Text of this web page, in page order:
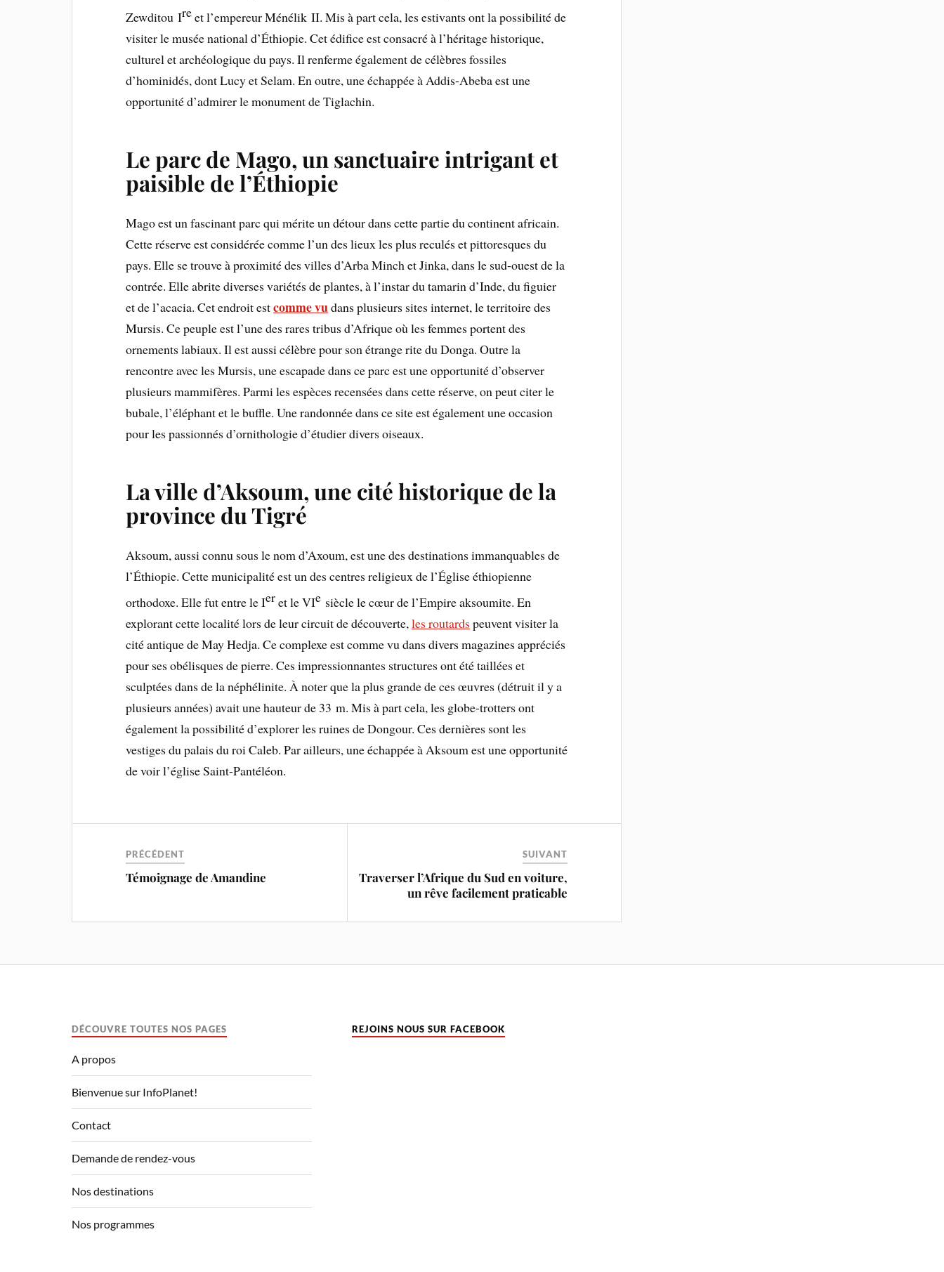
Zewditou Ireet l’empereur Ménélik II. Mis à part cela, les estivants ont la possibilité de
visiter le musée national d’Éthiopie. Cet édifice est consacré à l’héritage historique,
culturel et archéologique du pays. Il renferme également de célèbres fossiles
d’hominidés, dont Lucy et Selam. En outre, une échappée à Addis-Abeba est une
opportunité d’admirer le monument de Tiglachin.
Le parc de Mago, un sanctuaire intrigant et
paisible de l’Éthiopie
Mago est un fascinant parc qui mérite un détour dans cette partie du continent africain.
Cette réserve est considérée comme l’un des lieux les plus reculés et pittoresques du
pays. Elle se trouve à proximité des villes d’Arba Minch et Jinka, dans le sud-ouest de la
contrée. Elle abrite diverses variétés de plantes, à l’instar du tamarin d’Inde, du figuier
et de l’acacia. Cet endroit estcomme vudans plusieurs sites internet, le territoire des
Mursis. Ce peuple est l’une des rares tribus d’Afrique où les femmes portent des
ornements labiaux. Il est aussi célèbre pour son étrange rite du Donga. Outre la
rencontre avec les Mursis, une escapade dans ce parc est une opportunité d’observer
plusieurs mammifères. Parmi les espèces recensées dans cette réserve, on peut citer le
bubale, l’éléphant et le buffle. Une randonnée dans ce site est également une occasion
pour les passionnés d’ornithologie d’étudier divers oiseaux.
La ville d’Aksoum, une cité historique de la
province du Tigré
Aksoum, aussi connu sous le nom d’Axoum, est une des destinations immanquables de
l’Éthiopie. Cette municipalité est un des centres religieux de l’Église éthiopienne
orthodoxe. Elle fut entre le Ieret le VIe siècle le cœur de l’Empire aksoumite. En
explorant cette localité lors de leur circuit de découverte,les routards peuvent visiter la
cité antique de May Hedja. Ce complexe est comme vu dans divers magazines appréciés
pour ses obélisques de pierre. Ces impressionnantes structures ont été taillées et
sculptées dans de la néphélinite. À noter que la plus grande de ces œuvres (détruit il y a
plusieurs années) avait une hauteur de 33 m. Mis à part cela, les globe-trotters ont
également la possibilité d’explorer les ruines de Dongour. Ces dernières sont les
vestiges du palais du roi Caleb. Par ailleurs, une échappée à Aksoum est une opportunité
de voir l’église Saint-Pantéléon.
PRÉCÉDENT
Témoignage de Amandine
SUIVANT
Traverser l’Afrique du Sud en voiture,
un rêve facilement praticable
DÉCOUVRE TOUTES NOS PAGES
A propos
Bienvenue sur InfoPlanet!
Contact
Demande de rendez-vous
Nos destinations
Nos programmes
REJOINS NOUS SUR FACEBOOK